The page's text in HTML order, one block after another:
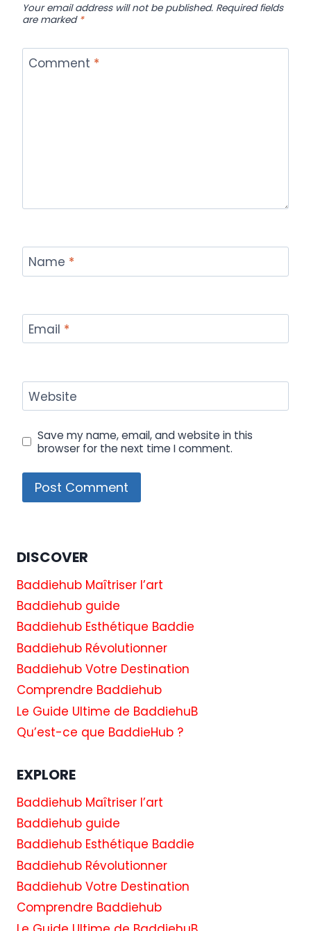
Your email address will not be published. Required fields
are marked *
Comment *
Name *
Email *
Website
Save my name, email, and website in this
browser for the next time I comment.
DISCOVER
Baddiehub Maîtriser l’art
Baddiehub guide
Baddiehub Esthétique Baddie
Baddiehub Révolutionner
Baddiehub Votre Destination
Comprendre Baddiehub
Le Guide Ultime de BaddiehuB
Qu’est-ce que BaddieHub ?
EXPLORE
Baddiehub Maîtriser l’art
Baddiehub guide
Baddiehub Esthétique Baddie
Baddiehub Révolutionner
Baddiehub Votre Destination
Comprendre Baddiehub